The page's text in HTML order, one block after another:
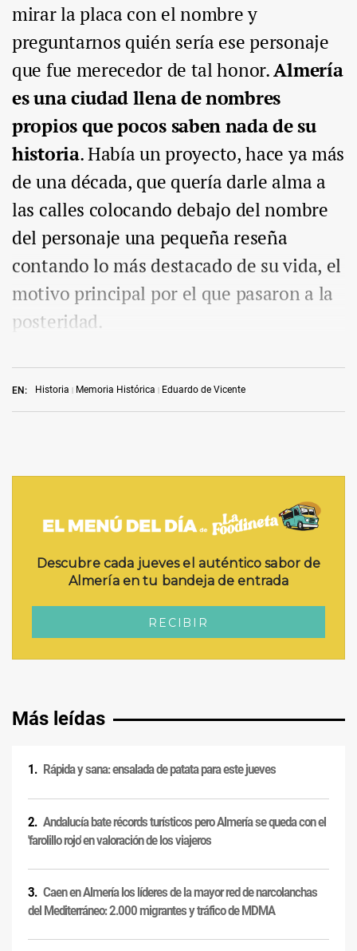
EN: Historia Memoria Histórica Eduardo de Vicente
mirar la placa con el nombre y
preguntarnos quién sería ese personaje
que fue merecedor de tal honor.Almería
es una ciudad llena de nombres
propios que pocos saben nada de su
historia. Había un proyecto, hace ya más
de una década, que quería darle alma a
las calles colocando debajo del nombre
del personaje una pequeña reseña
contando lo más destacado de su vida, el
motivo principal por el que pasaron a la
posteridad.
Más leídas
Rápida y sana: ensalada de patata para este jueves
Andalucía bate récords turísticos pero Almería se queda con el
'farolillo rojo' en valoración de los viajeros
Caen en Almería los líderes de la mayor red de narcolanchas
del Mediterráneo: 2.000 migrantes y tráfico de MDMA